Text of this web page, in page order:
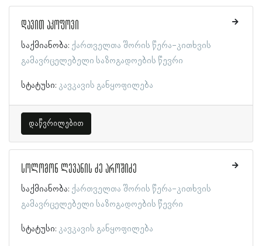
დავით აკოფოვი
საქმიანობა: ქართველთა შორის წერა-კითხვის
გამავრცელებელი საზოგადოების წევრი
სტატუსი: კავკავის განყოფილება
დაწვრილებით
სოლომონ ლევანის ძე აროშიძე
საქმიანობა: ქართველთა შორის წერა-კითხვის
გამავრცელებელი საზოგადოების წევრი
სტატუსი: კავკავის განყოფილება